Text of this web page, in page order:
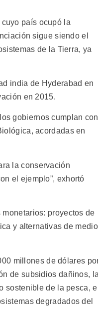
país ocupó la
sigue siendo el
de la Tierra, ya
india de Hyderabad en
en 2015.
gobiernos cumplan con
acordadas en
la conservación
el ejemplo”, exhortó
proyectos de
y alternativas de
millones de dólares
de subsidios dañinos,
sostenible de la pesca,
degradados del